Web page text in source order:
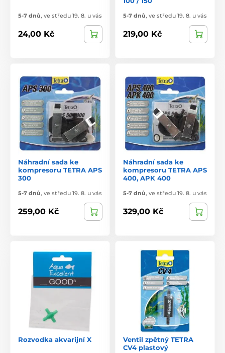
5-7 dnů, ve středu 19. 8. u vás
24,00 Kč
5-7 dnů, ve středu 19. 8. u vás
219,00 Kč
Náhradní sada ke
kompresoru TETRA APS
300
5-7 dnů, ve středu 19. 8. u vás
259,00 Kč
Náhradní sada ke
kompresoru TETRA APS
400, APK 400
5-7 dnů, ve středu 19. 8. u vás
329,00 Kč
Rozvodka akvarijní X
Ventil zpětný TETRA
CV4 plastový